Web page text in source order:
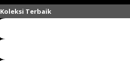
Koleksi Terbaik